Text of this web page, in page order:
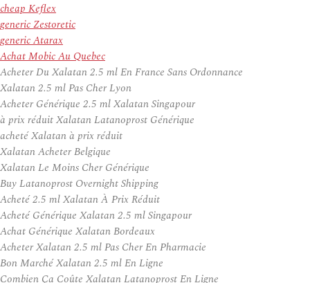
cheap Keflex
generic Zestoretic
generic Atarax
Achat Mobic Au Quebec
Acheter Du Xalatan 2.5 ml En France Sans Ordonnance
Xalatan 2.5 ml Pas Cher Lyon
Acheter Générique 2.5 ml Xalatan Singapour
à prix réduit Xalatan Latanoprost Générique
acheté Xalatan à prix réduit
Xalatan Acheter Belgique
Xalatan Le Moins Cher Générique
Buy Latanoprost Overnight Shipping
Acheté 2.5 ml Xalatan À Prix Réduit
Acheté Générique Xalatan 2.5 ml Singapour
Achat Générique Xalatan Bordeaux
Acheter Xalatan 2.5 ml Pas Cher En Pharmacie
Bon Marché Xalatan 2.5 ml En Ligne
Combien Ça Coûte Xalatan Latanoprost En Ligne